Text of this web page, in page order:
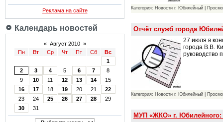
Реклама на сайте
Календарь новостей
« Август 2010 »
Пн
Вт Ср Чт Пт Сб
Вс
1
2
3 4 5 6 7
8
9
10 11 12 13 14
15
16
17 18 19 20 21
22
23
24 25 26 27 28
29
30
31
Категория: Новости г. Юбилейный |
Отчёт служб города
27 июля в
города В.В.
руководство
Категория: Новости г. Юбилейный |
МУП «ЖКО» г. Юбилейного: